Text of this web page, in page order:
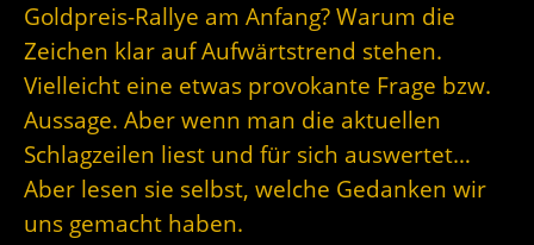
Goldpreis-Rallye am Anfang? Warum die
Zeichen klar auf Aufwärtstrend stehen.
Vielleicht eine etwas provokante Frage bzw.
Aussage. Aber wenn man die aktuellen
Schlagzeilen liest und für sich auswertet…
Aber lesen sie selbst, welche Gedanken wir
uns gemacht haben.